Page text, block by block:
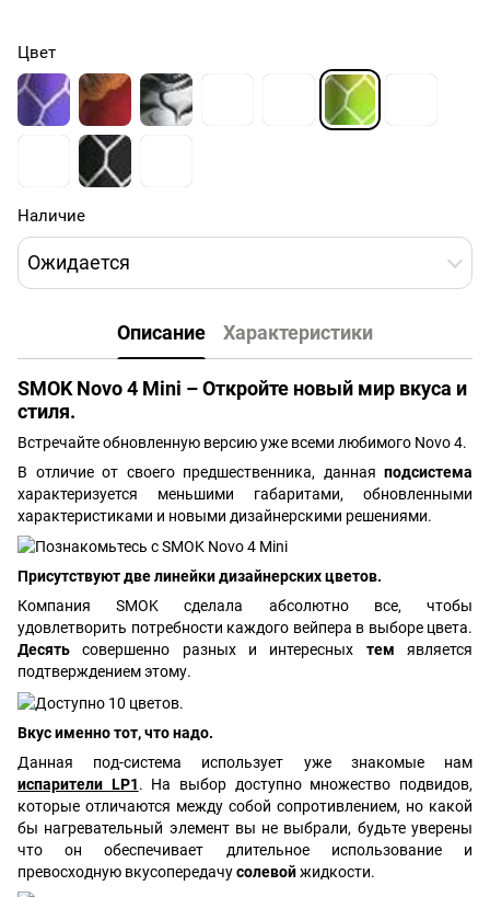
Цвет
Наличие
Ожидается
Описание Характеристики
SMOK Novo 4 Mini – Откройте новый мир вкуса и
стиля.
Встречайте обновленную версию уже всеми любимого Novo 4.
В отличие от своего предшественника, данная подсистема
характеризуется меньшими габаритами, обновленными
характеристиками и новыми дизайнерскими решениями.
Присутствуют две линейки дизайнерских цветов.
Компания SMOK сделала абсолютно все, чтобы
удовлетворить потребности каждого вейпера в выборе цвета.
Десятьсовершенно разных и интересных темявляется
подтверждением этому.
Вкус именно тот, что надо.
Данная под-система использует уже знакомые нам
испарители LP1. На выбор доступно множество подвидов,
которые отличаются между собой сопротивлением, но какой
бы нагревательный элемент вы не выбрали, будьте уверены
что он обеспечивает длительное использование и
превосходную вкусопередачусолевойжидкости.